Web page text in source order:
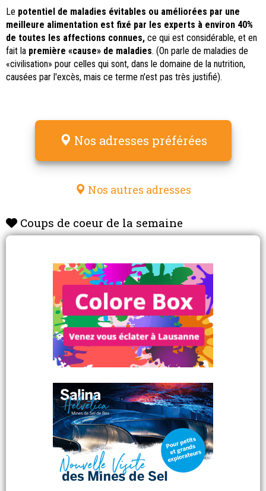
Le potentiel de maladies évitables ou améliorées par une
meilleure alimentation est fixé par les experts à environ 40%
de toutes les affections connues, ce qui est considérable, et en
fait la première «cause» de maladies. (On parle de maladies de
«civilisation» pour celles qui sont, dans le domaine de la nutrition,
causées par l'excès, mais ce terme n'est pas très justifié).
Nos adresses préférées
Nos autres adresses
Coups de coeur de la semaine